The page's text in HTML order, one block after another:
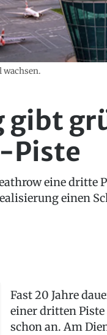
wachsen.
gibt
Piste
eine dritte
einen
Fast 20 Jahre
einer dritten
schon an. Am